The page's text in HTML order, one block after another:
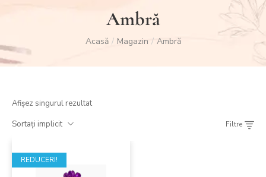
Ambră
Acasă / Magazin / Ambră
Afișez singurul rezultat
Sortați implicit
Filtre
REDUCERI!